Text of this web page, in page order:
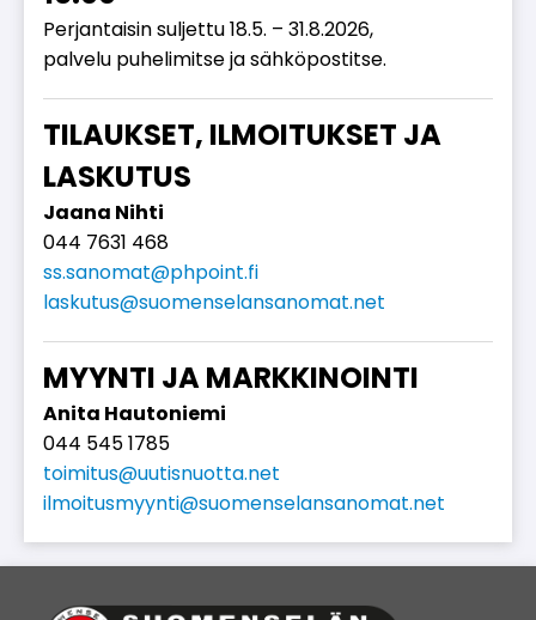
Per­jan­tai­sin sul­jet­tu 18.5. – 31.8.2026,
pal­ve­lu pu­he­li­mit­se ja säh­kö­pos­tit­se.
TILAUKSET, ILMOITUKSET JA
LASKUTUS
Jaa­na Nih­ti
044 7631 468
ss.sa­no­mat@phpoint.fi
las­ku­tus@suo­men­se­lan­sa­no­mat.net
MYYNTI JA MARKKINOINTI
Ani­ta Hau­to­nie­mi
044 545 1785
toi­mi­tus@uu­tis­nuot­ta.net
il­moi­tus­myyn­ti@suo­men­se­lan­sa­no­mat.net